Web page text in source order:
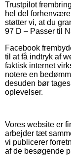
Trustpilot
hel del
støtter vi, at du
97 D – Passer til
Facebook
til at få indtryk af
faktisk internet
notere en
desuden bør
oplevelser.
Vores website er
arbejder tæt
vi publicerer
af de besøgende